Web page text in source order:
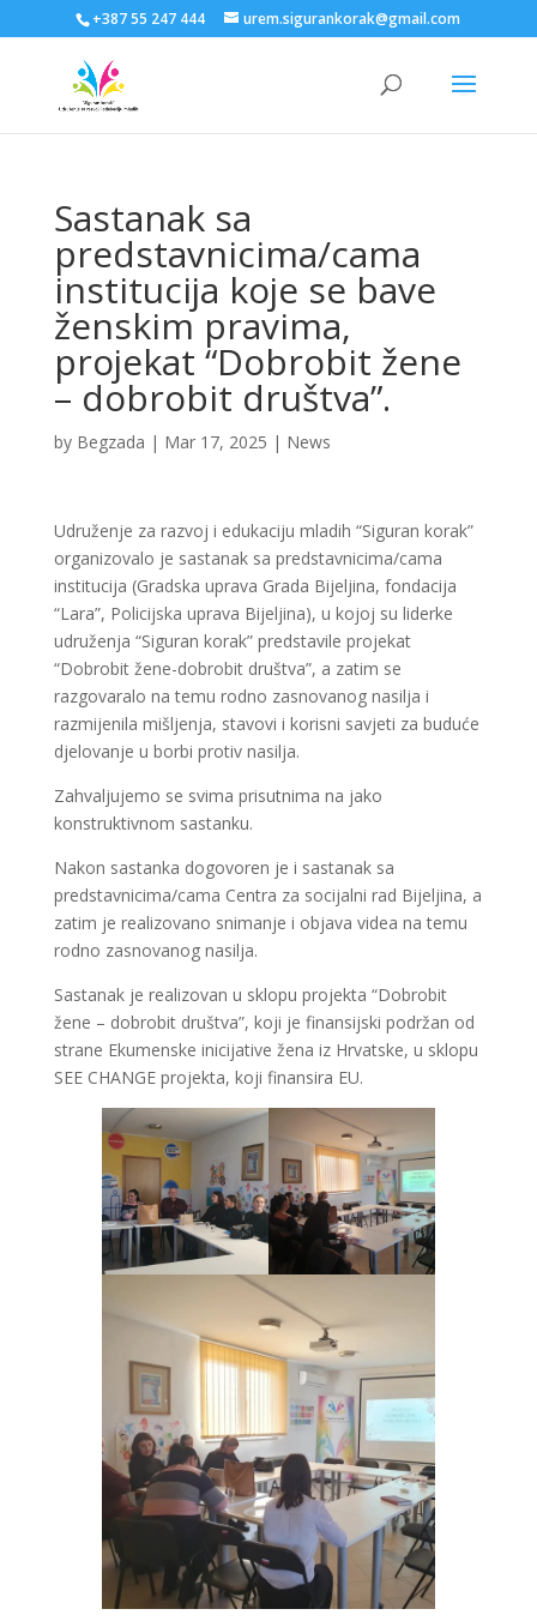
+387 55 247 444 urem.sigurankorak@gmail.com
Sastanak sa
predstavnicima/cama
institucija koje se bave
ženskim pravima,
projekat “Dobrobit žene
– dobrobit društva”.
by Begzada | Mar 17, 2025 | News
Udruženje za razvoj i edukaciju mladih “Siguran korak”
organizovalo je sastanak sa predstavnicima/cama
institucija (Gradska uprava Grada Bijeljina, fondacija
“Lara”, Policijska uprava Bijeljina), u kojoj su liderke
udruženja “Siguran korak” predstavile projekat
“Dobrobit žene-dobrobit društva”, a zatim se
razgovaralo na temu rodno zasnovanog nasilja i
razmijenila mišljenja, stavovi i korisni savjeti za buduće
djelovanje u borbi protiv nasilja.
Zahvaljujemo se svima prisutnima na jako
konstruktivnom sastanku.
Nakon sastanka dogovoren je i sastanak sa
predstavnicima/cama Centra za socijalni rad Bijeljina, a
zatim je realizovano snimanje i objava videa na temu
rodno zasnovanog nasilja.
Sastanak je realizovan u sklopu projekta “Dobrobit
žene – dobrobit društva”, koji je finansijski podržan od
strane Ekumenske inicijative žena iz Hrvatske, u sklopu
SEE CHANGE projekta, koji finansira EU.